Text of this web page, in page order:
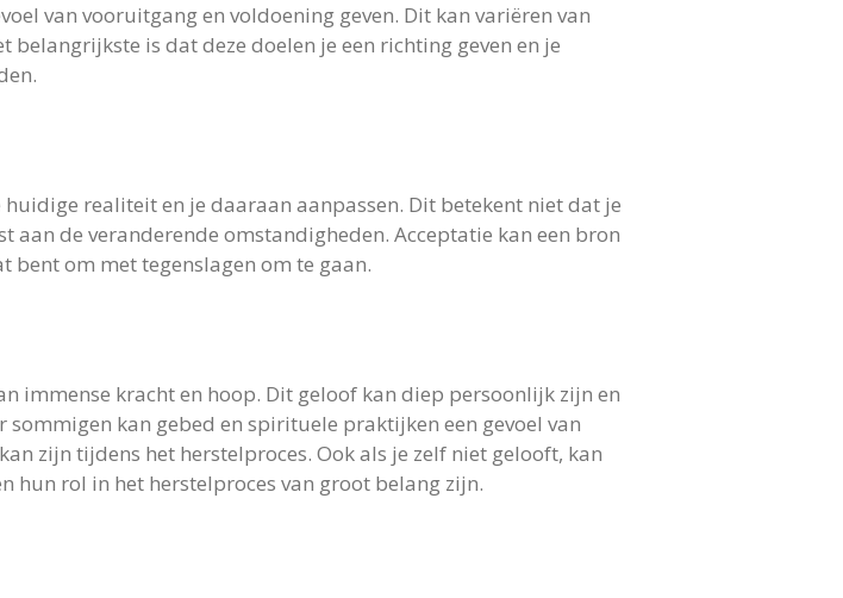
van vooruitgang en voldoening geven. Dit kan variëren van
is dat deze doelen je een richting geven en je
realiteit en je daaraan aanpassen. Dit betekent niet dat je
de veranderende omstandigheden. Acceptatie kan een bron
om met tegenslagen om te gaan.
immense kracht en hoop. Dit geloof kan diep persoonlijk zijn en
kan gebed en spirituele praktijken een gevoel van
zijn tijdens het herstelproces. Ook als je zelf niet gelooft, kan
hun rol in het herstelproces van groot belang zijn.